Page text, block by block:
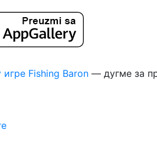
игре Fishing Baron — дугме за